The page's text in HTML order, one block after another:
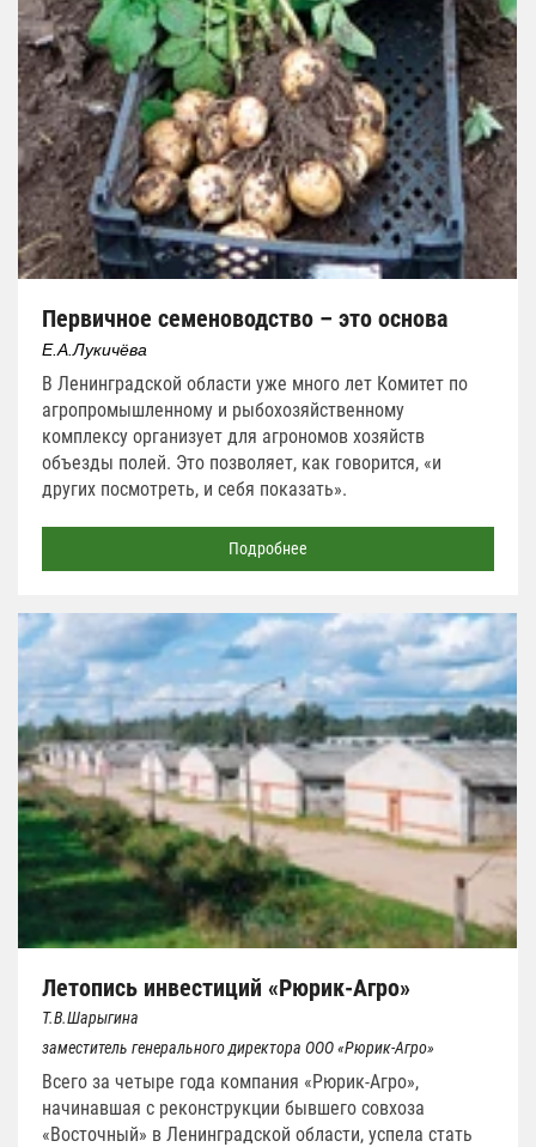
Первичное семеноводство – это основа
Е.А.Лукичёва
В Ленинградской области уже много лет Комитет по
агропромышленному и рыбохозяйственному
комплексу организует для агрономов хозяйств
объезды полей. Это позволяет, как говорится, «и
других посмотреть, и себя показать».
Подробнее
Летопись инвестиций «Рюрик-Агро»
Т.В.Шарыгина
заместитель генерального директора ООО «Рюрик-Агро»
Всего за четыре года компания «Рюрик-Агро»,
начинавшая с реконструкции бывшего совхоза
«Восточный» в Ленинградской области, успела стать